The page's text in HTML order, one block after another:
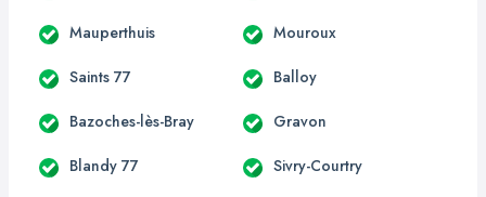
Mauperthuis Mouroux
Saints 77 Balloy
Bazoches-lès-Bray Gravon
Blandy 77 Sivry-Courtry